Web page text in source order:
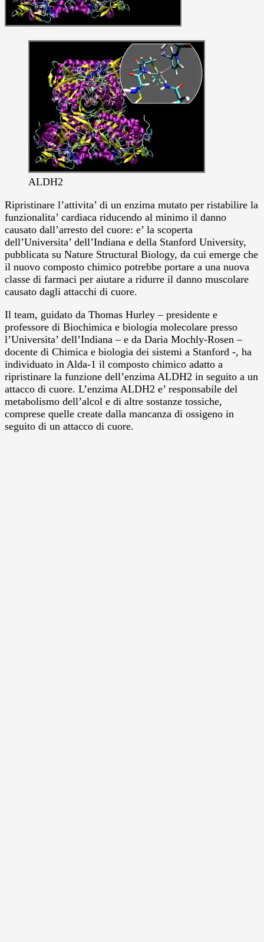
ALDH2
Ripristinare l’attivita’ di un enzima mutato per ristabilire la
funzionalita’ cardiaca riducendo al minimo il danno
causato dall’arresto del cuore: e’ la scoperta
dell’Universita’ dell’Indiana e della Stanford University,
pubblicata su Nature Structural Biology, da cui emerge che
il nuovo composto chimico potrebbe portare a una nuova
classe di farmaci per aiutare a ridurre il danno muscolare
causato dagli attacchi di cuore.
Il team, guidato da Thomas Hurley – presidente e
professore di Biochimica e biologia molecolare presso
l’Universita’ dell’Indiana – e da Daria Mochly-Rosen –
docente di Chimica e biologia dei sistemi a Stanford -, ha
individuato in Alda-1 il composto chimico adatto a
ripristinare la funzione dell’enzima ALDH2 in seguito a un
attacco di cuore. L’enzima ALDH2 e’ responsabile del
metabolismo dell’alcol e di altre sostanze tossiche,
comprese quelle create dalla mancanza di ossigeno in
seguito di un attacco di cuore.